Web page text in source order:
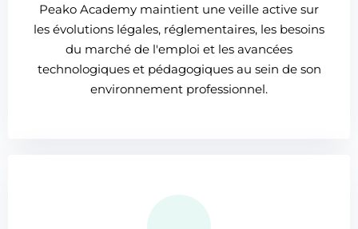
Peako Academy maintient une veille active sur
les évolutions légales, réglementaires, les besoins
du marché de l'emploi et les avancées
technologiques et pédagogiques au sein de son
environnement professionnel.